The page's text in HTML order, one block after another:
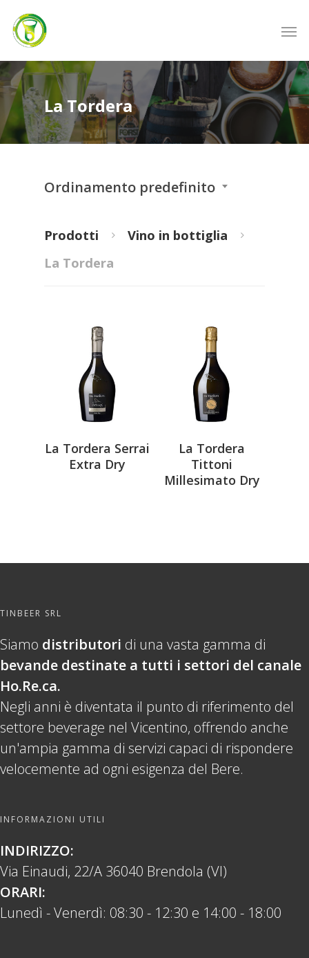
La Tordera
Ordinamento predefinito
Prodotti
Vino in bottiglia
La Tordera
La Tordera Serrai
Extra Dry
La Tordera
Tittoni
Millesimato Dry
TINBEER SRL
Siamo distributori di una vasta gamma di
bevande destinate a tutti i settori del canale
Ho.Re.ca.
Negli anni è diventata il punto di riferimento del
settore beverage nel Vicentino, offrendo anche
un'ampia gamma di servizi capaci di rispondere
velocemente ad ogni esigenza del Bere.
INFORMAZIONI UTILI
INDIRIZZO:
Via Einaudi, 22/A 36040 Brendola (VI)
ORARI:
Lunedì - Venerdì: 08:30 - 12:30 e 14:00 - 18:00